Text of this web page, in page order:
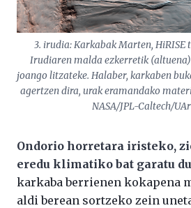
3. irudia: Karkabak Marten, HiRISE
Irudiaren malda ezkerretik
joango litzateke. Halaber, karkaben
agertzen dira, urak eramandako
NASA/JPL-Caltech/
Ondorio horretara iristeko,
eredu klimatiko bat garatu
karkaba berrienen kokapena
aldi berean sortzeko zein